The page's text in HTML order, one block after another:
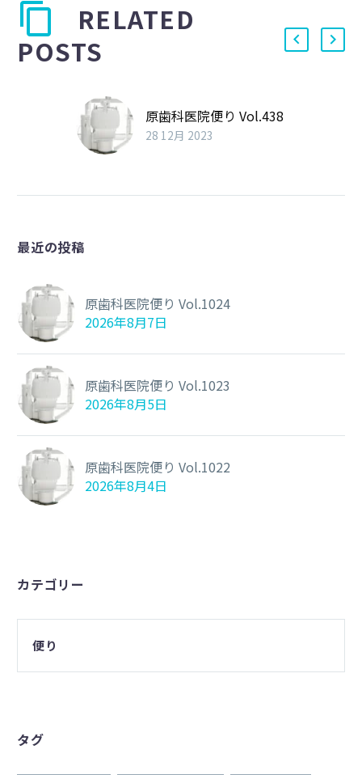
RELATED
POSTS
原歯科医院便り Vol.438
28 12月 2023
最近の投稿
原歯科医院便り Vol.1024
2026年8月7日
原歯科医院便り Vol.1023
2026年8月5日
原歯科医院便り Vol.1022
2026年8月4日
カテゴリー
便り
タグ